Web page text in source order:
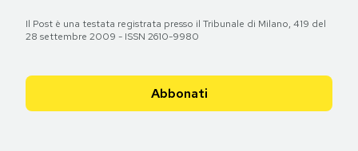
Il Post è una testata registrata presso il Tribunale di Milano, 419 del
28 settembre 2009 - ISSN 2610-9980
Abbonati